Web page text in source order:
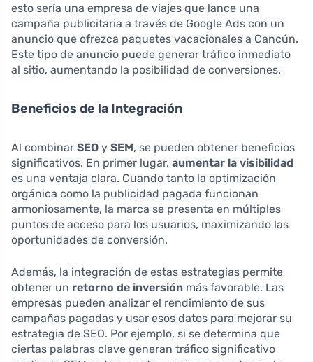
esto sería una empresa de viajes que lance una
campaña publicitaria a través de Google Ads con un
anuncio que ofrezca paquetes vacacionales a Cancún.
Este tipo de anuncio puede generar tráfico inmediato
al sitio, aumentando la posibilidad de conversiones.
Beneficios de la Integración
Al combinar SEO y SEM, se pueden obtener beneficios
significativos. En primer lugar, aumentar la visibilidad
es una ventaja clara. Cuando tanto la optimización
orgánica como la publicidad pagada funcionan
armoniosamente, la marca se presenta en múltiples
puntos de acceso para los usuarios, maximizando las
oportunidades de conversión.
Además, la integración de estas estrategias permite
obtener un retorno de inversión más favorable. Las
empresas pueden analizar el rendimiento de sus
campañas pagadas y usar esos datos para mejorar su
estrategia de SEO. Por ejemplo, si se determina que
ciertas palabras clave generan tráfico significativo